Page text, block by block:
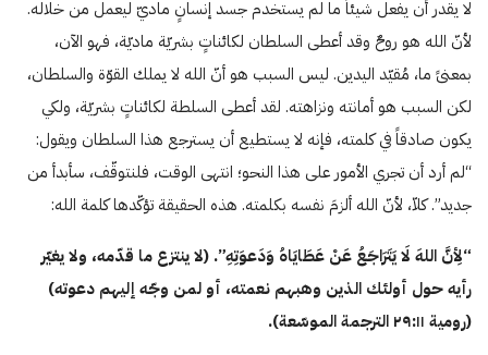
لا يقدر أن يفعل شيئاً ما لم يستخدم جسد إنسانٍ ماديّ ليعمل من خلاله.
لأنّ الله هو روحٌ وقد أعطى السلطان لكائناتٍ بشريّة ماديّة، فهو الآن،
بمعنىً ما، مُقيّد اليدين. ليس السبب هو أنّ الله لا يملك القوّة والسلطان،
لكن السبب هو أمانته ونزاهته. لقد أعطى السلطة لكائناتٍ بشريّة، ولكي
يكون صادقاً في كلمته، فإنه لا يستطيع أن يسترجع هذا السلطان ويقول:
“لم أرد أن تجري الأمور على هذا النحو؛ انتهى الوقت، فلنتوقّف، سأبدأ من
جديد”. كلاّ، لأنّ الله ألزمَ نفسه بكلمته. هذه الحقيقة تؤكّدها كلمة الله:
“لِأنَّ اللهَ لَا يَتَرَاجَعُ عَنْ عَطَايَاهُ وَدَعوَتِهِ”. (لا ينتزع ما قدّمه، ولا يغيّر
رأيه حول أولئك الذين وهبهم نعمته، أو لمن وجّه إليهم دعوته)
(رومية ۲۹:۱۱ الترجمة الموسّعة).